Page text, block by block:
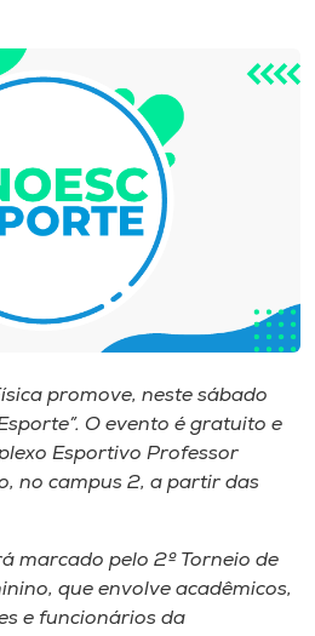
promove, neste sábado
O evento é gratuito e
Esportivo Professor
no campus 2, a partir das
marcado pelo 2º Torneio de
que envolve acadêmicos,
e funcionários da